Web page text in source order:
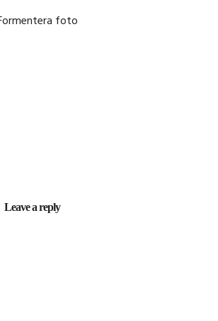
Leave a reply